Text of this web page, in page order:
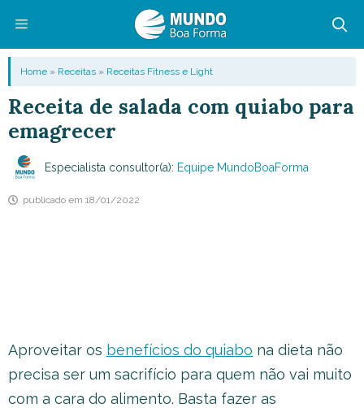
conteúdo
Menu
Home » Receitas » Receitas Fitness e Light
Receita de salada com quiabo para
emagrecer
Especialista consultor(a): Equipe MundoBoaForma
publicado em 18/01/2022
Aproveitar os benefícios do quiabo na dieta não
precisa ser um sacrifício para quem não vai muito
com a cara do alimento. Basta fazer as